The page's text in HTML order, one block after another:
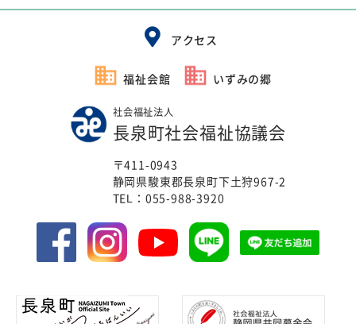
アクセス
福祉会館 いずみの郷
社会福祉法人
長泉町社会福祉協議会
〒411-0943
静岡県駿東郡長泉町下土狩967-2
TEL： 055-988-3920